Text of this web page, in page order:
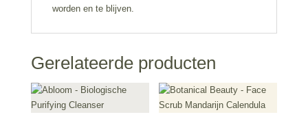
worden en te blijven.
Gerelateerde producten